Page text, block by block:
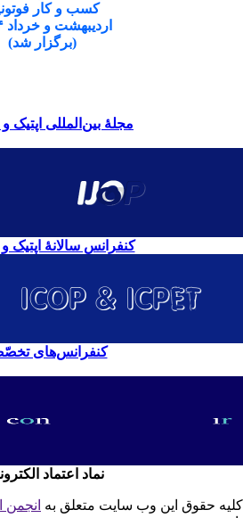
کسب و کار
اردیبهشت و خرداد ۱۴۰۴
(برگزار شد)
مجلۀ بین‌المللی اپتیک و
کنفرانس سالانۀ اپتیک و
کنفرانس‌های
نماد اعتماد
حقوق این وب سایت متعلق بهانجمن